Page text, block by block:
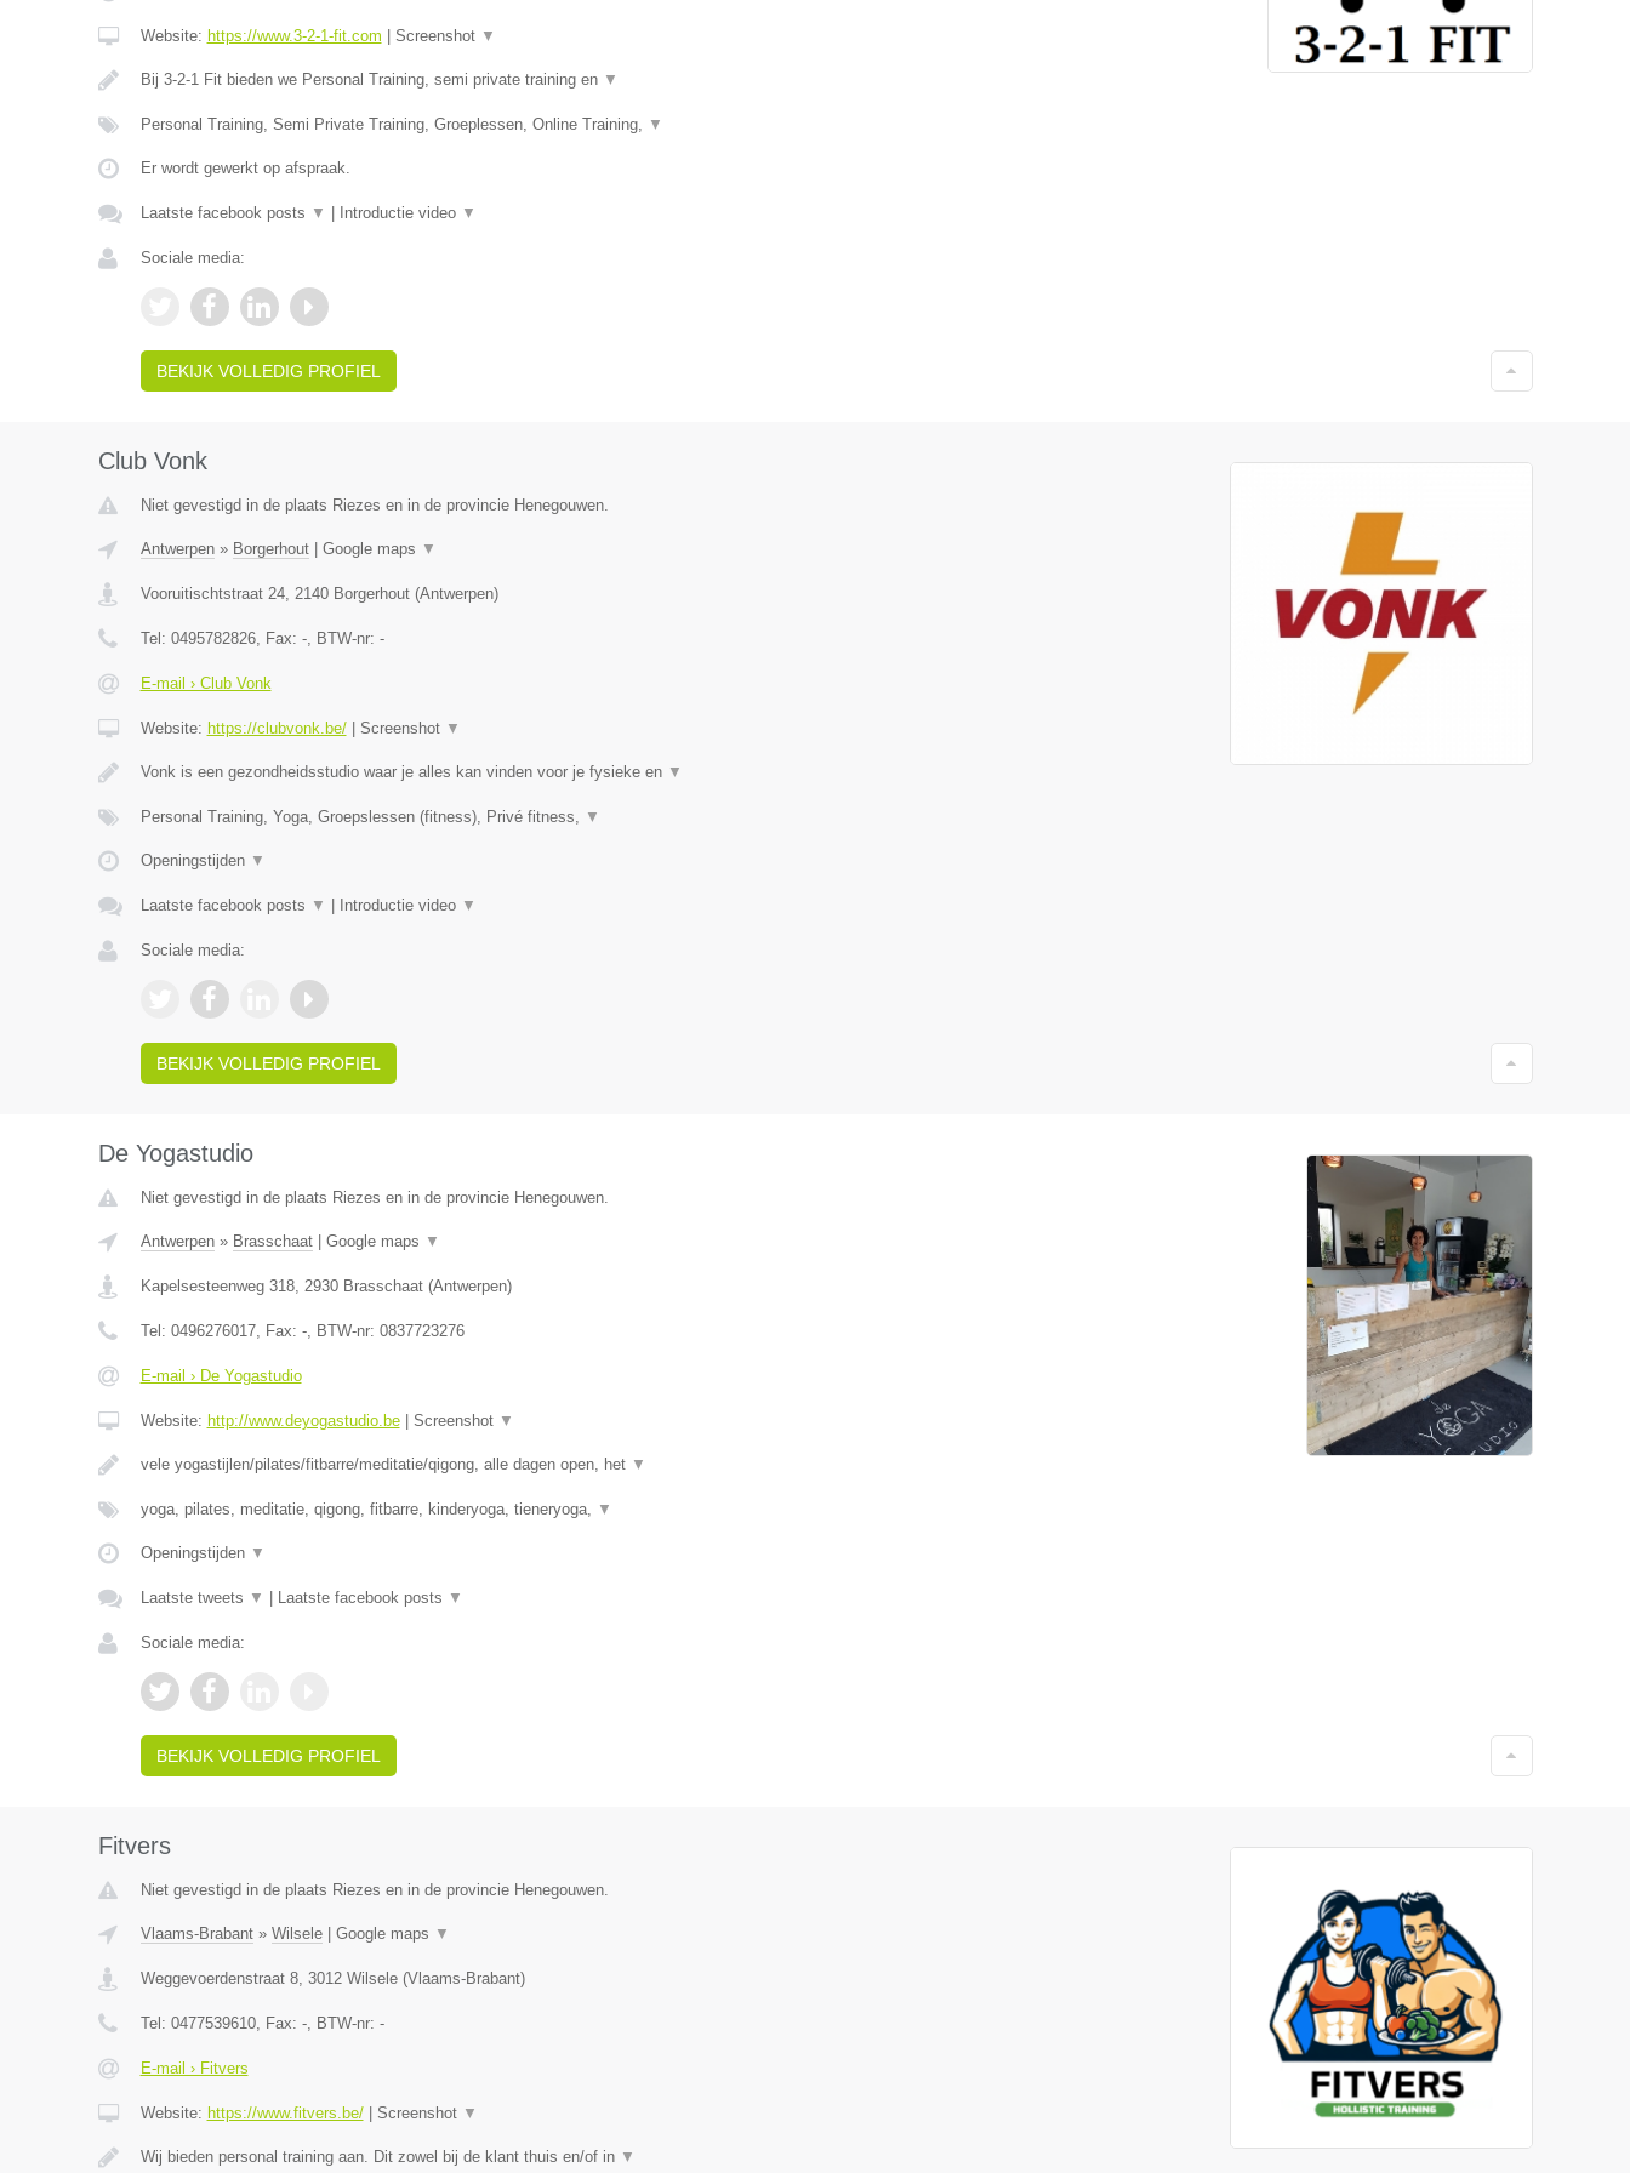
Website: https://www.3-2-1-fit.com Screenshot ▼
Bij 3-2-1 Fit bieden we Personal Training, semi private training en ▼
Personal Training, Semi Private Training, Groeplessen, Online Training, ▼
Er wordt gewerkt op afspraak.
Laatste facebook posts ▼ Introductie video ▼
Sociale media:
BEKIJK VOLLEDIG PROFIEL
Club Vonk
Niet gevestigd in de plaats Riezes en in de provincie Henegouwen.
Antwerpen» Borgerhout| Google maps ▼
Vooruitischtstraat 24, 2140 Borgerhout(Antwerpen)
Tel: 0495782826, Fax: -, BTW-nr: -
E-mail › Club Vonk
Website: https://clubvonk.be/| Screenshot ▼
Vonk is een gezondheidsstudio waar je alles kan vinden voor je fysieke en ▼
Personal Training, Yoga, Groepslessen (fitness), Privé fitness, ▼
Openingstijden ▼
Laatste facebook posts ▼ Introductie video ▼
Sociale media:
BEKIJK VOLLEDIG PROFIEL
De Yogastudio
Niet gevestigd in de plaats Riezes en in de provincie Henegouwen.
Antwerpen» Brasschaat| Google maps ▼
Kapelsesteenweg 318, 2930 Brasschaat(Antwerpen)
Tel: 0496276017, Fax: -, BTW-nr: 0837723276
E-mail › De Yogastudio
Website: http://www.deyogastudio.be| Screenshot ▼
vele yogastijlen/pilates/fitbarre/meditatie/qigong, alle dagen open, het ▼
yoga, pilates, meditatie, qigong, fitbarre, kinderyoga, tieneryoga, ▼
Openingstijden ▼
Laatste tweets ▼ Laatste facebook posts ▼
Sociale media:
BEKIJK VOLLEDIG PROFIEL
Fitvers
Niet gevestigd in de plaats Riezes en in de provincie Henegouwen.
Vlaams-Brabant» Wilsele| Google maps ▼
Weggevoerdenstraat 8, 3012 Wilsele(Vlaams-Brabant)
Tel: 0477539610, Fax: -, BTW-nr: -
E-mail › Fitvers
Website: https://www.fitvers.be/| Screenshot ▼
Wij bieden personal training aan. Dit zowel bij de klant thuis en/of in ▼